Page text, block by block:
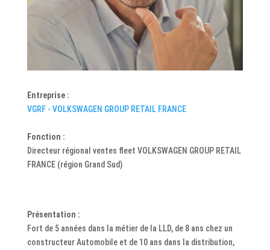
Entreprise :
VGRF - VOLKSWAGEN GROUP RETAIL FRANCE
Fonction :
Directeur régional ventes fleet VOLKSWAGEN GROUP RETAIL
FRANCE (région Grand Sud)
Présentation :
Fort de 5 années dans la métier de la LLD, de 8 ans chez un
constructeur Automobile et de 10 ans dans la distribution,